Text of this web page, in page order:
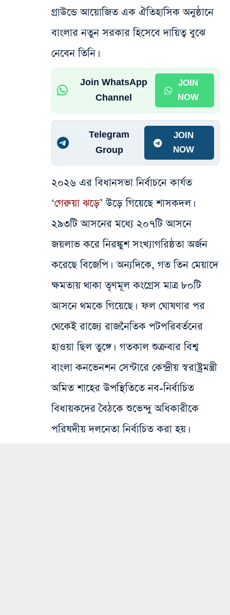
গ্রাউন্ডে আয়োজিত এক ঐতিহাসিক অনুষ্ঠানে
বাংলার নতুন সরকার হিসেবে দায়িত্ব বুঝে
নেবেন তিনি।
Join WhatsApp
Channel
JOIN
NOW
Telegram
Group
JOIN
NOW
২০২৬ এর বিধানসভা নির্বাচনে কার্যত
‘গেরুয়া ঝড়ে’ উড়ে গিয়েছে শাসকদল।
২৯৩টি আসনের মধ্যে ২০৭টি আসনে
জয়লাভ করে নিরঙ্কুশ সংখ্যাগরিষ্ঠতা অর্জন
করেছে বিজেপি। অন্যদিকে, গত তিন মেয়াদে
ক্ষমতায় থাকা তৃণমূল কংগ্রেস মাত্র ৮০টি
আসনে থমকে গিয়েছে। ফল ঘোষণার পর
থেকেই রাজ্যে রাজনৈতিক পটপরিবর্তনের
হাওয়া ছিল তুঙ্গে। গতকাল শুক্রবার বিশ্ব
বাংলা কনভেনশন সেন্টারে কেন্দ্রীয় স্বরাষ্ট্রমন্ত্রী
অমিত শাহের উপস্থিতিতে নব-নির্বাচিত
বিধায়কদের বৈঠকে শুভেন্দু অধিকারীকে
পরিষদীয় দলনেতা নির্বাচিত করা হয়।